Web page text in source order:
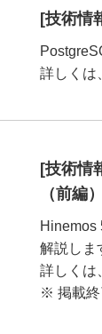
[技術情
詳しくは
[技術情
（前編
Hinemos
解説しま
詳しくは
※ 掲載終